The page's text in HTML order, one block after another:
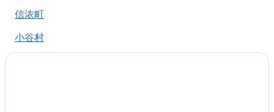
长冈市的酒店
信浓町
小谷村